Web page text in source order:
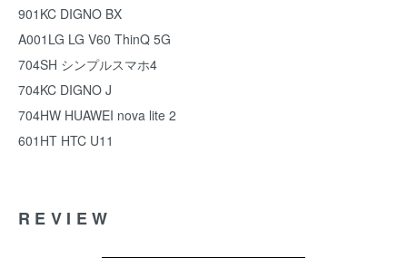
901KC DIGNO BX
A001LG LG V60 ThinQ 5G
704SH シンプルスマホ4
704KC DIGNO J
704HW HUAWEI nova lite 2
601HT HTC U11
REVIEW